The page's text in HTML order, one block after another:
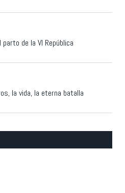
parto de la VI República
la vida, la eterna batalla